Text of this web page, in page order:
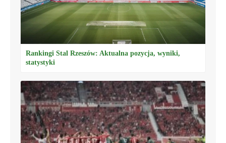
Rankingi Stal Rzeszów: Aktualna pozycja, wyniki,
statystyki